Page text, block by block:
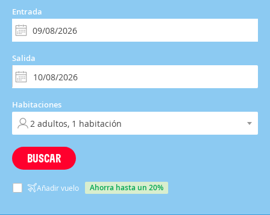
Entrada
Salida
Habitaciones
BUSCAR
Añadir vuelo ahorra hasta un 20%